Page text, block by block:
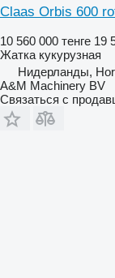
Claas Orbis 600
10 560 000 тенге 19
Жатка кукурузная
Нидерланды,
A&M Machinery BV
Связаться с